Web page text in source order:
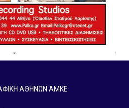
ΑΘΗΝΩΝ ΑΜΚΕ